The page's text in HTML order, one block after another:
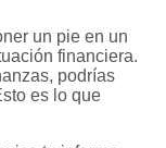
un pie en un
financiera.
podrías
es lo que